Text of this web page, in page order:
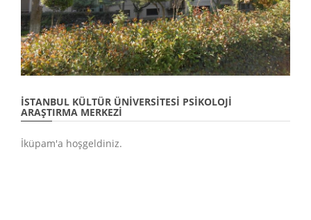
İSTANBUL KÜLTÜR ÜNIVERSITESI PSIKOLOJI
ARAŞTIRMA MERKEZI
İküpam'a hoşgeldiniz.